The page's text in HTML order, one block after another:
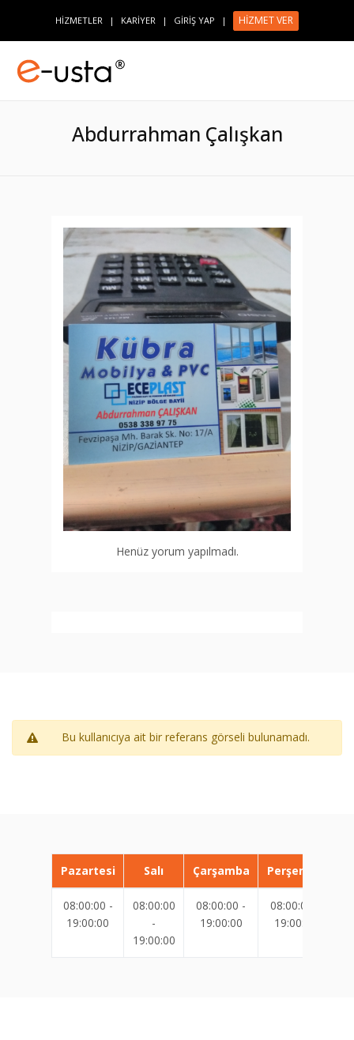
HİZMETLER | KARİYER | GİRİŞ YAP | HİZMET VER
Abdurrahman Çalışkan
Henüz yorum yapılmadı.
Bu kullanıcıya ait bir referans görseli bulunamadı.
Pazartesi Salı Çarşamba Perşembe
08:00:00 -
19:00:00
08:00:00
-
19:00:00
08:00:00 -
19:00:00
08:00:00 -
19:00:00